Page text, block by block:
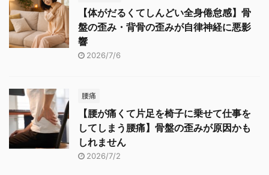
【体がだるくてしんどい全身倦怠感】骨
盤の歪み・背骨の歪みが自律神経に悪影
響
2026/7/6
腰痛
【腰が痛くて片足を椅子に乗せて仕事を
してしまう腰痛】骨盤の歪みが原因かも
しれません
2026/7/2